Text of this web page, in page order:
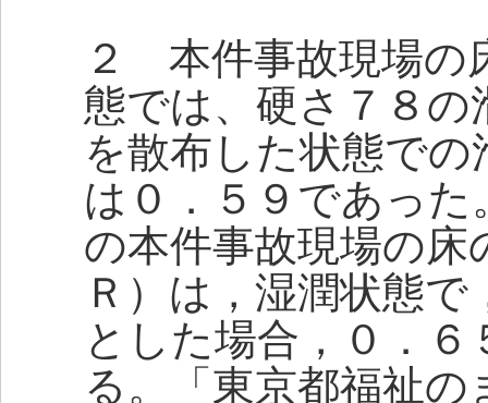
２ 本件事故現場の
態では、硬さ７８
を散布した状態で
は０．５９であっ
の本件事故現場の床
Ｒ）は，湿潤状態
とした場合，０．
る。「東京都福祉